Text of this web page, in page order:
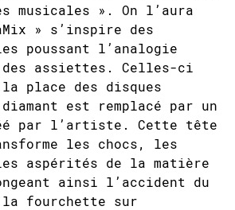
musicales ». On l’aura
» s’inspire des
poussant l’analogie
des assiettes. Celles-ci
la place des disques
est remplacé par un
par l’artiste. Cette tête
les chocs, les
aspérités de la matière
ainsi l’accident du
la fourchette sur